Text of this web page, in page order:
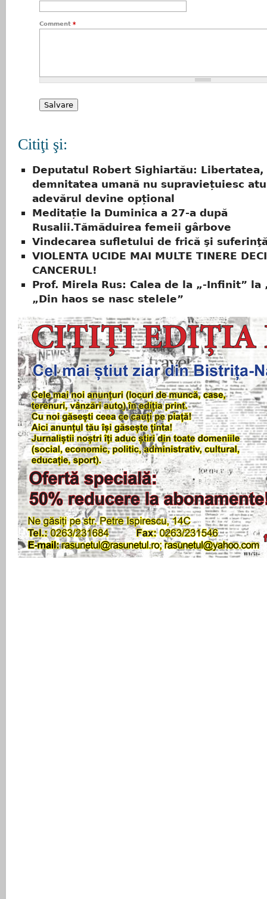
Comment *
Citiţi şi:
Deputatul Robert Sighiartău: Libertatea,
demnitatea umană nu supraviețuiesc
adevărul devine opțional
Meditație la Duminica a 27-a după
Rusalii.Tămăduirea femeii gârbove
Vindecarea sufletului de frică şi
VIOLENTA UCIDE MAI MULTE TINERE
CANCERUL!
Prof. Mirela Rus: Calea de la „-Infinit”
„Din haos se nasc stelele”